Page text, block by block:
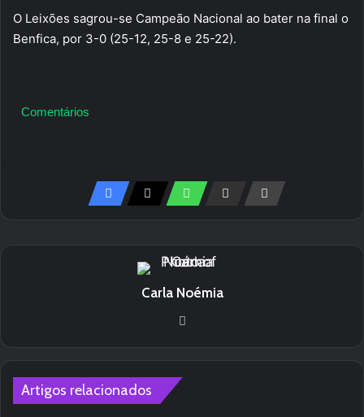
O Leixões sagrou-se Campeão Nacional ao bater na final o
Benfica, por 3-0 (25-12, 25-8 e 25-22).
Comentários
Carla Noémia
Artigos relacionados